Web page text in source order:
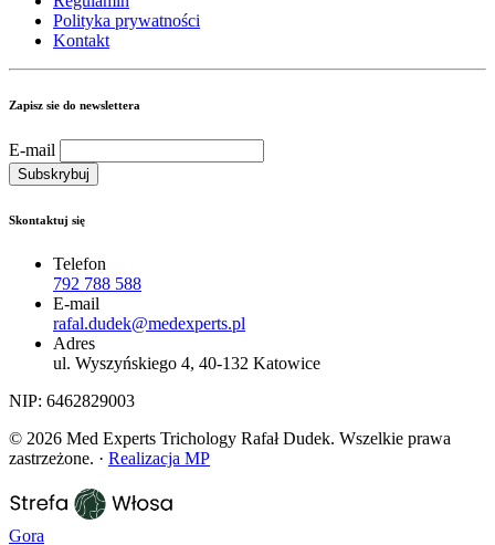
Polityka prywatności
Kontakt
Zapisz sie do newslettera
E-mail
Skontaktuj się
Telefon
792 788 588
E-mail
rafal.dudek@medexperts.pl
Adres
ul. Wyszyńskiego 4, 40-132 Katowice
NIP: 6462829003
© 2026 Med Experts Trichology Rafał Dudek. Wszelkie prawa
zastrzeżone. · Realizacja MP
Gora